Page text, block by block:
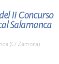
II Concurso
Salamanca
(C/ Zamora)